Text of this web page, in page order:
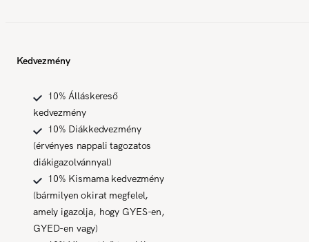
Kedvezmény
10% Álláskereső
kedvezmény
10% Diákkedvezmény
(érvényes nappali tagozatos
diákigazolvánnyal)
10% Kismama kedvezmény
(bármilyen okirat megfelel,
amely igazolja, hogy GYES-en,
GYED-en vagy)